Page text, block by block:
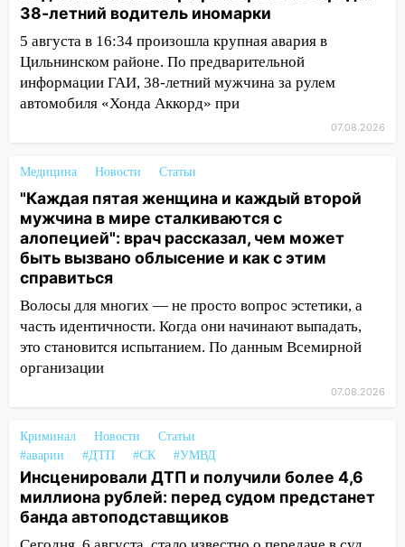
20:04 Ульяновцев приглашают на забег,
посвящённый Дню воздушного флота
России
19:12 В Ульяновской области
руководителя частной компании
наказали за сокрытие прошлого своего
18:02
В Ульяновск едут звезды
баскетбола!
17:08
Ульяновский областной суд
оставил в силе приговор руководству
«УльяновскФармации» за махинации на
3,2 млн рублей
16:09 Ветераны легкой атлетики из
Ульяновска успешно выступили на
Чемпионате России
В Ульяновской области убрали
зернобобовых культур
15:51 Бросила кирпич в жену брата: в
Ульяновской области завели дело на
агрессивную женщину
38-летний водитель иномарки
5 августа в 16:34 произошла крупная авария в
Цильнинском районе. По предварительной
информации ГАИ, 38-летний мужчина за рулем
автомобиля «Хонда Аккорд» при
07.08.2026
Медицина Новости Статьи
"Каждая пятая женщина и каждый второй
мужчина в мире сталкиваются с
алопецией": врач рассказал, чем может
быть вызвано облысение и как с этим
справиться
Волосы для многих — не просто вопрос эстетики, а
часть идентичности. Когда они начинают выпадать,
это становится испытанием. По данным Всемирной
организации
07.08.2026
Криминал Новости
Статьи
#аварии
#ДТП #СК #УМВД
Инсценировали ДТП и получили более 4,6
миллиона рублей: перед судом предстанет
банда автоподставщиков